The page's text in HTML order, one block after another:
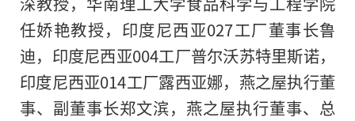
任娇艳教授，印度尼西亚027工厂董事长鲁
迪，印度尼西亚004工厂普尔沃苏特里斯诺，
印度尼西亚014工厂露西亚娜，燕之屋执行董
事、副董事长郑文滨，燕之屋执行董事、总